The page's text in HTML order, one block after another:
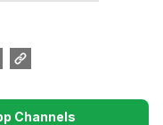
Channels